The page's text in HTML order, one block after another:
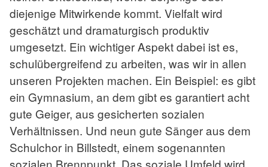
diejenige Mitwirkende kommt. Vielfalt wird
geschätzt und dramaturgisch produktiv
umgesetzt. Ein wichtiger Aspekt dabei ist es,
schulübergreifend zu arbeiten, was wir in allen
unseren Projekten machen. Ein Beispiel: es gibt
ein Gymnasium, an dem gibt es garantiert acht
gute Geiger, aus gesicherten sozialen
Verhältnissen. Und neun gute Sänger aus dem
Schulchor in Billstedt, einem sogenannten
sozialen Brennpunkt. Das soziale Umfeld wird